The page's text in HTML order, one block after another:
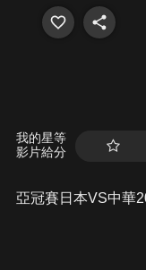
我的星等
影片給分
亞冠賽日本VS中華